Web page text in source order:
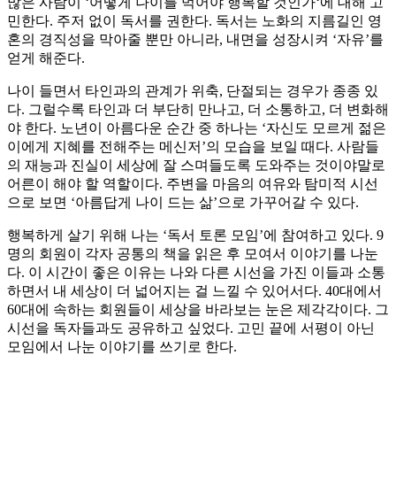
민한다. 주저 없이 독서를 권한다. 독서는 노화의 지름길인 영
혼의 경직성을 막아줄 뿐만 아니라, 내면을 성장시켜 ‘자유’를
얻게 해준다.
나이 들면서 타인과의 관계가 위축, 단절되는 경우가 종종 있
다. 그럴수록 타인과 더 부단히 만나고, 더 소통하고, 더 변화해
야 한다. 노년이 아름다운 순간 중 하나는 ‘자신도 모르게 젊은
이에게 지혜를 전해주는 메신저’의 모습을 보일 때다. 사람들
의 재능과 진실이 세상에 잘 스며들도록 도와주는 것이야말로
어른이 해야 할 역할이다. 주변을 마음의 여유와 탐미적 시선
으로 보면 ‘아름답게 나이 드는 삶’으로 가꾸어갈 수 있다.
행복하게 살기 위해 나는 ‘독서 토론 모임’에 참여하고 있다. 9
명의 회원이 각자 공통의 책을 읽은 후 모여서 이야기를 나눈
다. 이 시간이 좋은 이유는 나와 다른 시선을 가진 이들과 소통
하면서 내 세상이 더 넓어지는 걸 느낄 수 있어서다. 40대에서
60대에 속하는 회원들이 세상을 바라보는 눈은 제각각이다. 그
시선을 독자들과도 공유하고 싶었다. 고민 끝에 서평이 아닌
모임에서 나눈 이야기를 쓰기로 한다.